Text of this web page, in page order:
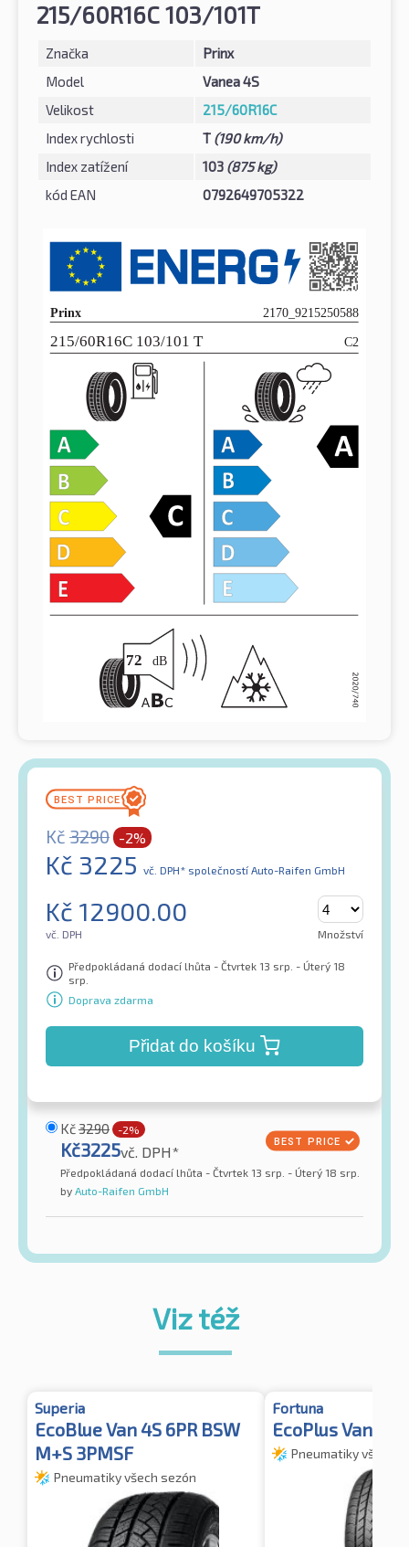
215/60R16C 103/101T
Značka
Prinx
Model
Vanea 4S
Velikost
215/60R16C
Index rychlosti
T (190 km/h)
Index zatížení
103 (875 kg)
kód EAN
0792649705322
Kč 3290 -2%
Kč 3225 vč. DPH* společností Auto-Raifen GmbH
Kč 12900.00
vč. DPH Množství
Předpokládaná dodací lhůta - Čtvrtek 13 srp. - Úterý 18
srp.
Doprava zdarma
Přidat do košíku
Kč3290 -2%
Kč3225vč. DPH*
Předpokládaná dodací lhůta - Čtvrtek 13 srp. - Úterý 18 srp.
by Auto-Raifen GmbH
Viz též
Superia
EcoBlue Van 4S 6PR BSW
M+S 3PMSF
Pneumatiky všech sezón
Fortuna
EcoPlus Van 4S
Pneumatiky všech